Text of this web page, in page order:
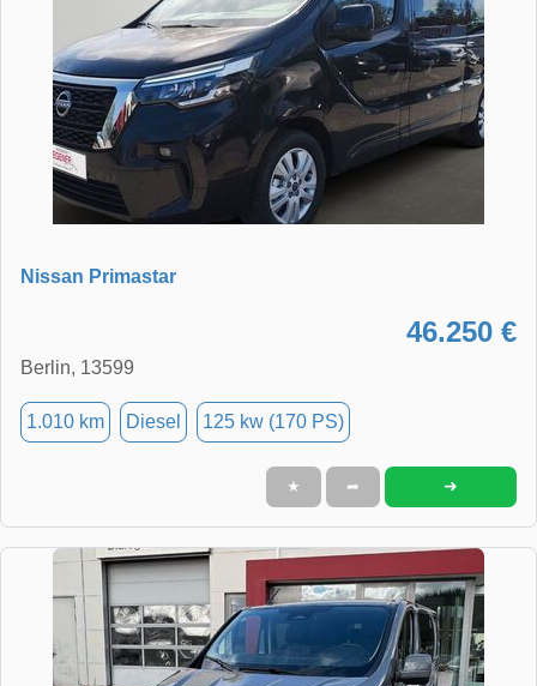
Nissan Primastar
46.250 €
Berlin, 13599
1.010 km Diesel 125 kw (170 PS)
★ ➦ ➜